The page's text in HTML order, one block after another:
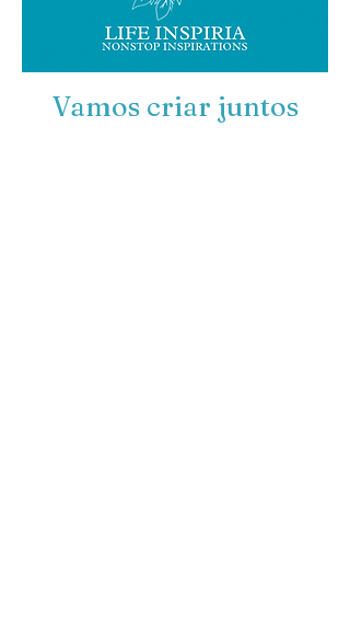
Vamos criar juntos